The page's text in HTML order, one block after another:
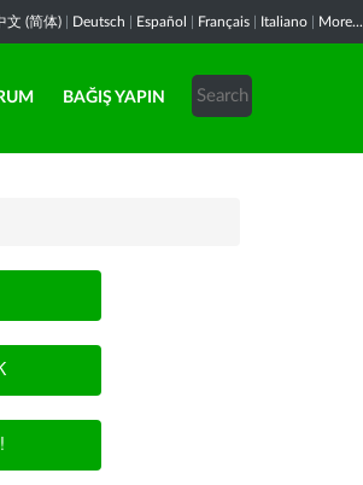
文 (简体) Deutsch Español Français Italiano More...
BAĞIŞ YAPIN